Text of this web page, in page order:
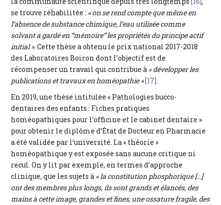
se trouve réhabilitée : « on se rend compte que même en
l’absence de substance chimique, l’eau utilisée comme
solvant a gardé en “mémoire” les propriétés du principe actif
initial ». Cette thèse a obtenu le prix national 2017-2018
des Laboratoires Boiron dont l’objectif est de
récompenser un travail qui contribue à « développer les
publications et travaux en homéopathie »[17].
En 2019, une thèse intitulée « Pathologies bucco-
dentaires des enfants : Fiches pratiques
homéopathiques pour l’officine et le cabinet dentaire »
pour obtenir le diplôme d’État de Docteur en Pharmacie
a été validée par l’université. La « théorie »
homéopathique y est exposée sans aucune critique ni
recul. On y lit par exemple, en termes d’approche
clinique, que les sujets à « la constitution phosphorique […]
ont des membres plus longs, ils sont grands et élancés, des
mains à cette image, grandes et fines, une ossature fragile, des